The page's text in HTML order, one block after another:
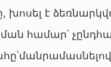
է
համար՝